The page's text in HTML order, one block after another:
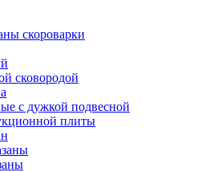
скороварки
сковородой
с дужкой подвесной
плиты